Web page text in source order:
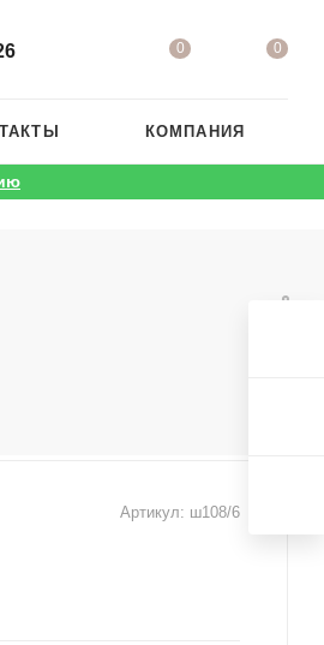
0 0
КОМПАНИЯ
Артикул: ш108/6